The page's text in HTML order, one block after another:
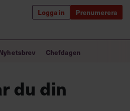
Logga in Prenumerera
världen
ledare
Chefdagen
du din